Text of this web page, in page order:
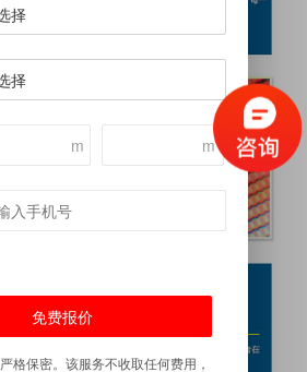
m
m
格保密。该服务不收取任何费用，